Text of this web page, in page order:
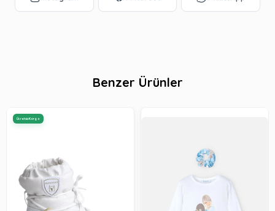
Benzer Ürünler
Ücretsiz Kargo